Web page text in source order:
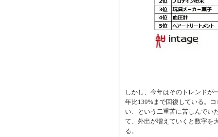
しかし、今年はそのトレンドが
年比139%まで回復している。
い、という二重苦に苦しんでい
て、外出が増えていくと数字を
る。